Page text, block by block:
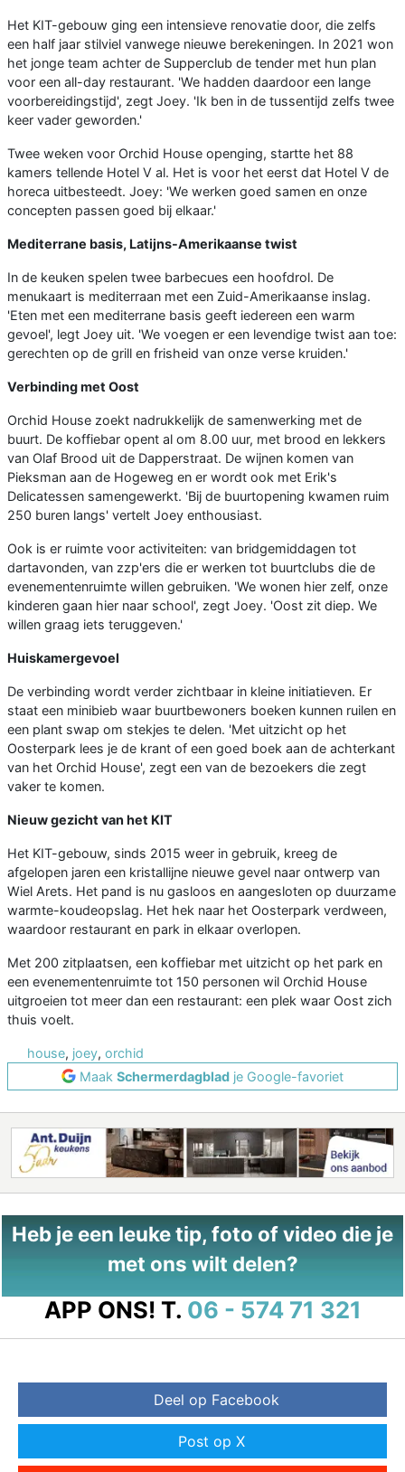
Het KIT-gebouw ging een intensieve renovatie door, die zelfs
een half jaar stilviel vanwege nieuwe berekeningen. In 2021 won
het jonge team achter de Supperclub de tender met hun plan
voor een all-day restaurant. 'We hadden daardoor een lange
voorbereidingstijd', zegt Joey. 'Ik ben in de tussentijd zelfs twee
keer vader geworden.'
Twee weken voor Orchid House openging, startte het 88
kamers tellende Hotel V al. Het is voor het eerst dat Hotel V de
horeca uitbesteedt. Joey: 'We werken goed samen en onze
concepten passen goed bij elkaar.'
Mediterrane basis, Latijns-Amerikaanse twist
In de keuken spelen twee barbecues een hoofdrol. De
menukaart is mediterraan met een Zuid-Amerikaanse inslag.
'Eten met een mediterrane basis geeft iedereen een warm
gevoel', legt Joey uit. 'We voegen er een levendige twist aan toe:
gerechten op de grill en frisheid van onze verse kruiden.'
Verbinding met Oost
Orchid House zoekt nadrukkelijk de samenwerking met de
buurt. De koffiebar opent al om 8.00 uur, met brood en lekkers
van Olaf Brood uit de Dapperstraat. De wijnen komen van
Pieksman aan de Hogeweg en er wordt ook met Erik's
Delicatessen samengewerkt. 'Bij de buurtopening kwamen ruim
250 buren langs' vertelt Joey enthousiast.
Ook is er ruimte voor activiteiten: van bridgemiddagen tot
dartavonden, van zzp'ers die er werken tot buurtclubs die de
evenementenruimte willen gebruiken. 'We wonen hier zelf, onze
kinderen gaan hier naar school', zegt Joey. 'Oost zit diep. We
willen graag iets teruggeven.'
Huiskamergevoel
De verbinding wordt verder zichtbaar in kleine initiatieven. Er
staat een minibieb waar buurtbewoners boeken kunnen ruilen en
een plant swap om stekjes te delen. 'Met uitzicht op het
Oosterpark lees je de krant of een goed boek aan de achterkant
van het Orchid House', zegt een van de bezoekers die zegt
vaker te komen.
Nieuw gezicht van het KIT
Het KIT-gebouw, sinds 2015 weer in gebruik, kreeg de
afgelopen jaren een kristallijne nieuwe gevel naar ontwerp van
Wiel Arets. Het pand is nu gasloos en aangesloten op duurzame
warmte-koudeopslag. Het hek naar het Oosterpark verdween,
waardoor restaurant en park in elkaar overlopen.
Met 200 zitplaatsen, een koffiebar met uitzicht op het park en
een evenementenruimte tot 150 personen wil Orchid House
uitgroeien tot meer dan een restaurant: een plek waar Oost zich
thuis voelt.
house, joey, orchid
Maak Schermerdagblad je Google-favoriet
Heb je een leuke tip, foto of video die je
met ons wilt delen?
APP ONS! T. 06 - 574 71 321
Deel op Facebook
Post op X